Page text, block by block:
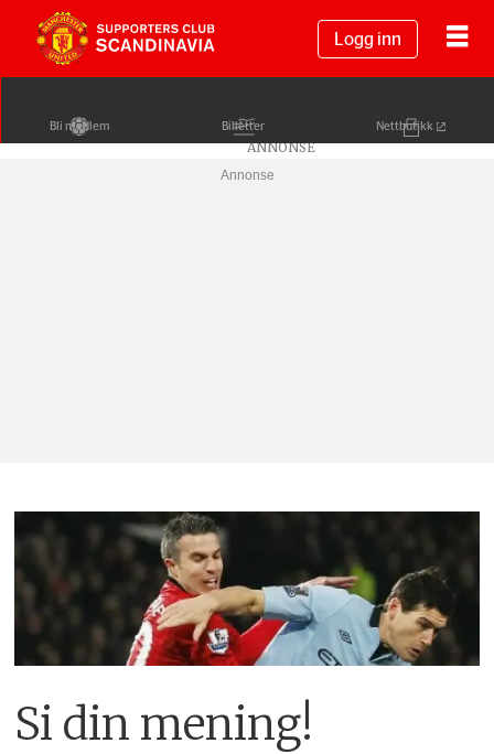
Logg inn
Bli medlem Billetter Nettbutikk
Annonse
Si din mening!